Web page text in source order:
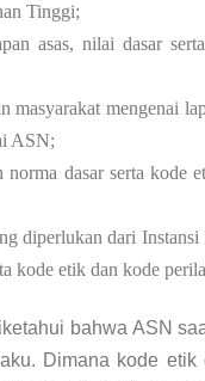
Tinggi;
asas, nilai dasar
mengenai
ASN;
norma dasar serta kode
diperlukan dari Instansi
kode etik dan kode
bahwa ASN
Dimana kode etik